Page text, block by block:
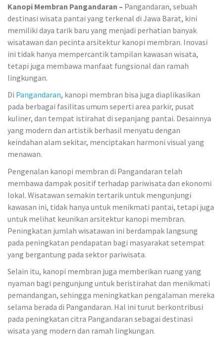
Kanopi Membran Pangandaran – Pangandaran, sebuah
destinasi wisata pantai yang terkenal di Jawa Barat, kini
memiliki daya tarik baru yang menjadi perhatian banyak
wisatawan dan pecinta arsitektur kanopi membran. Inovasi
ini tidak hanya mempercantik tampilan kawasan wisata,
tetapi juga membawa manfaat fungsional dan ramah
lingkungan.
Di Pangandaran, kanopi membran bisa juga diaplikasikan
pada berbagai fasilitas umum seperti area parkir, pusat
kuliner, dan tempat istirahat di sepanjang pantai. Desainnya
yang modern dan artistik berhasil menyatu dengan
keindahan alam sekitar, menciptakan harmoni visual yang
menawan.
Pengenalan kanopi membran di Pangandaran telah
membawa dampak positif terhadap pariwisata dan ekonomi
lokal. Wisatawan semakin tertarik untuk mengunjungi
kawasan ini, tidak hanya untuk menikmati pantai, tetapi juga
untuk melihat keunikan arsitektur kanopi membran.
Peningkatan jumlah wisatawan ini berdampak langsung
pada peningkatan pendapatan bagi masyarakat setempat
yang bergantung pada sektor pariwisata.
Selain itu, kanopi membran juga memberikan ruang yang
nyaman bagi pengunjung untuk beristirahat dan menikmati
pemandangan, sehingga meningkatkan pengalaman mereka
selama berada di Pangandaran. Hal ini turut berkontribusi
pada peningkatan citra Pangandaran sebagai destinasi
wisata yang modern dan ramah lingkungan.